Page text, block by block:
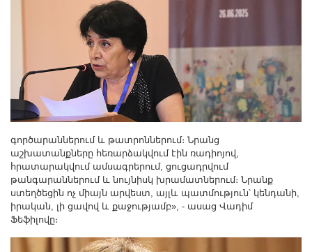
գործարաններում և թատրոններում։ Նրանց
աշխատանքները հեռարձակվում էին ռադիոյով,
հրատարակվում ամսագրերում, ցուցադրվում
թանգարաններում և նույնիսկ խրամատներում։ Նրանք
ստեղծեցին ոչ միայն արվեստ, այլև պատմություն՝ կենդանի,
իրական, լի ցավով և քաջությամբ», - ասաց Վադիմ
Ֆեֆիլովը։